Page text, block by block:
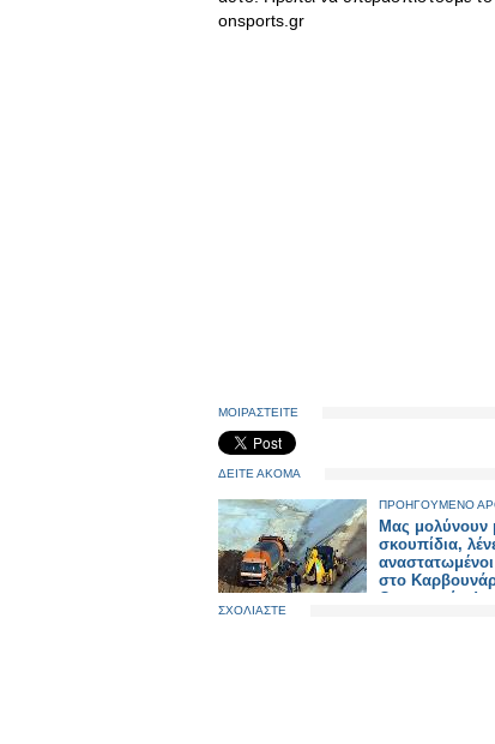
onsports.gr
ΜΟΙΡΑΣΤΕΙΤΕ
ΔΕΙΤΕ ΑΚΟΜΑ
ΠΡΟΗΓΟΥΜΕΝΟ
Mας μολύνουν
σκουπίδια,
αναστατωμένοι
στο
Θεσπρωτίας!
ΣΧΟΛΙΑΣΤΕ